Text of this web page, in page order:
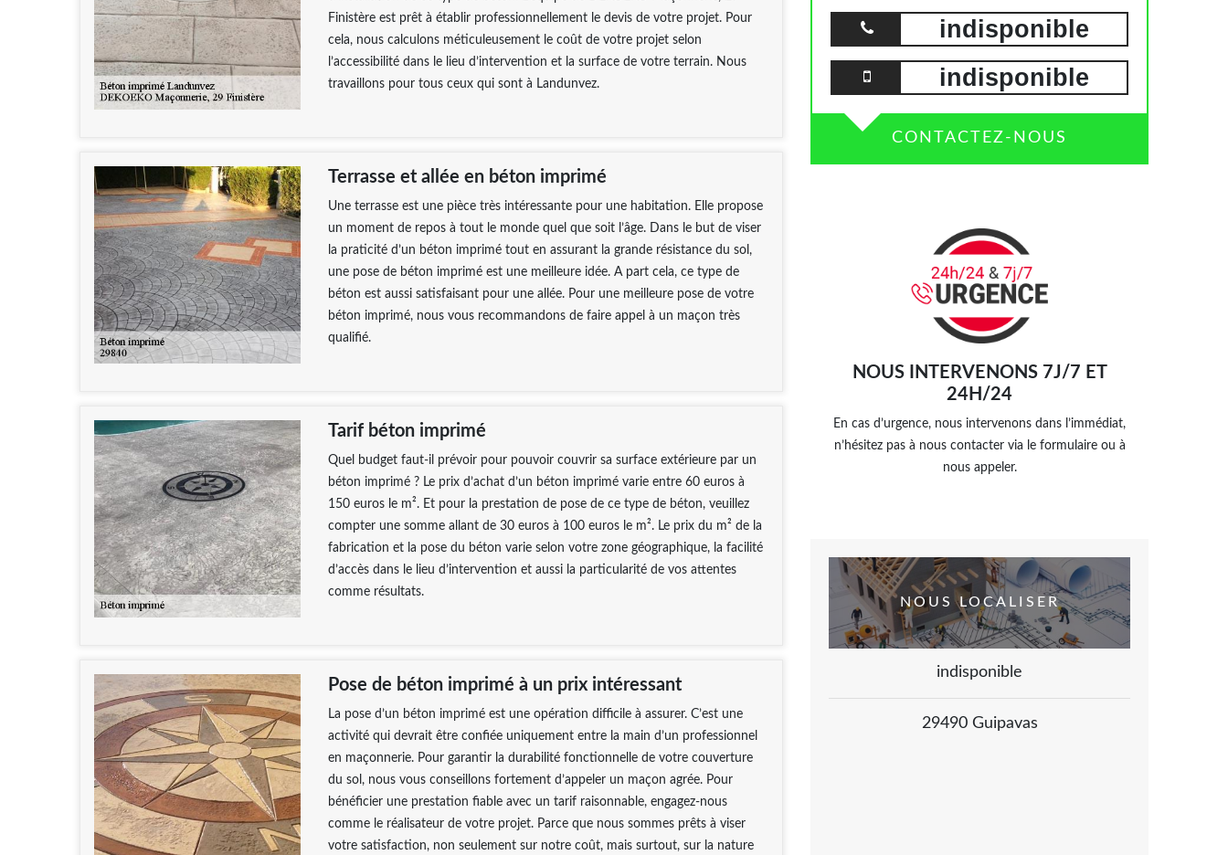
Finistère est prêt à établir professionnellement le devis de votre projet. Pour
cela, nous calculons méticuleusement le coût de votre projet selon
l’accessibilité dans le lieu d’intervention et la surface de votre terrain. Nous
travaillons pour tous ceux qui sont à Landunvez.
Terrasse et allée en béton imprimé
Une terrasse est une pièce très intéressante pour une habitation. Elle propose
un moment de repos à tout le monde quel que soit l’âge. Dans le but de viser
la praticité d’un béton imprimé tout en assurant la grande résistance du sol,
une pose de béton imprimé est une meilleure idée. A part cela, ce type de
béton est aussi satisfaisant pour une allée. Pour une meilleure pose de votre
béton imprimé, nous vous recommandons de faire appel à un maçon très
qualifié.
Tarif béton imprimé
Quel budget faut-il prévoir pour pouvoir couvrir sa surface extérieure par un
béton imprimé ? Le prix d’achat d’un béton imprimé varie entre 60 euros à
150 euros le m². Et pour la prestation de pose de ce type de béton, veuillez
compter une somme allant de 30 euros à 100 euros le m². Le prix du m² de la
fabrication et la pose du béton varie selon votre zone géographique, la facilité
d’accès dans le lieu d’intervention et aussi la particularité de vos attentes
comme résultats.
Pose de béton imprimé à un prix intéressant
La pose d’un béton imprimé est une opération difficile à assurer. C’est une
activité qui devrait être confiée uniquement entre la main d’un professionnel
en maçonnerie. Pour garantir la durabilité fonctionnelle de votre couverture
du sol, nous vous conseillons fortement d’appeler un maçon agrée. Pour
bénéficier une prestation fiable avec un tarif raisonnable, engagez-nous
comme le réalisateur de votre projet. Parce que nous sommes prêts à viser
votre satisfaction, non seulement sur notre coût, mais surtout, sur la nature
indisponible
indisponible
CONTACTEZ-NOUS
NOUS INTERVENONS 7J/7 ET
24H/24
En cas d’urgence, nous intervenons dans l’immédiat,
n’hésitez pas à nous contacter via le formulaire ou à
nous appeler.
NOUS LOCALISER
indisponible
29490 Guipavas